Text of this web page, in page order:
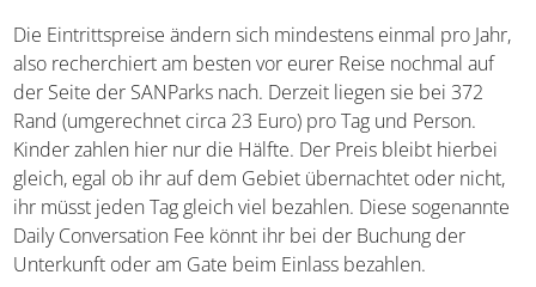
besten hier über die Einhaltung der Zeiten. Besonders
wichtig ist dasrechtzeitige Verlassen des Parks, also
plant hier am besten extra viel Zeit ein.
Die Eintrittspreise ändern sich mindestens einmal pro
Jahr, also recherchiert am besten vor eurer Reise nochmal
auf der Seite der SANParks nach. Derzeit liegen sie bei
372 Rand (umgerechnet circa 23 Euro) pro Tag und
Person. Kinder zahlen hier nur die Hälfte. Der Preis bleibt